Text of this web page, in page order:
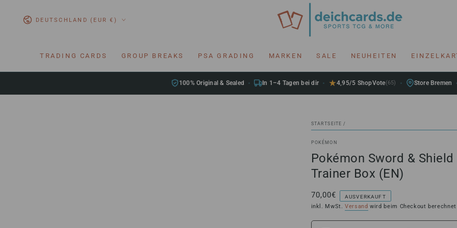
Land/Region
DEUTSCHLAND (EUR €)
TRADING CARDS GROUP BREAKS PSA GRADING MARKEN SALE NEUHEITEN
100% Original & Sealed In 1–4 Tagen bei dir 4,95/5 ShopVote(65) Store Bremen
STARTSEITE /
POKÉMON
Pokémon Sword &
Trainer Box (EN)
Regulärer
Preis
70,00€ AUSVERKAUFT
inkl. MwSt.Versand wird beim Checkout berechnet